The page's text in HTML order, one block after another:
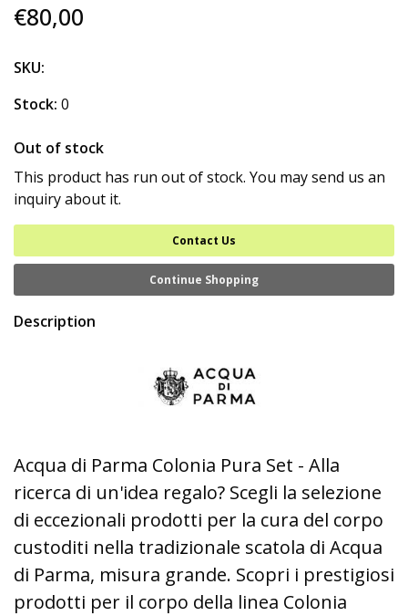
€80,00
SKU:
Stock: 0
Out of stock
This product has run out of stock. You may send us an
inquiry about it.
Contact Us
Continue Shopping
Description
Acqua di Parma Colonia Pura Set - Alla
ricerca di un'idea regalo? Scegli la selezione
di eccezionali prodotti per la cura del corpo
custoditi nella tradizionale scatola di Acqua
di Parma, misura grande. Scopri i prestigiosi
prodotti per il corpo della linea Colonia